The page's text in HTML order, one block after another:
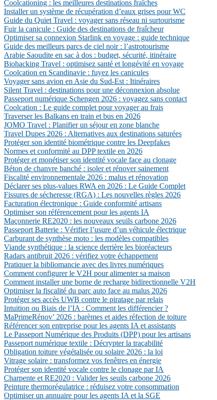
Coolcationing : les meilleures destinations fraîches
Installer un système de récupération d’eaux grises pour WC
Guide du Quiet Travel : voyager sans réseau ni surtourisme
Fuir la canicule : Guide des destinations de fraîcheur
Optimiser sa connexion Starlink en voyage : guide technique
Guide des meilleurs parcs de ciel noir : l’astrotourisme
Arabie Saoudite en sac à dos : budget, sécurité, itinéraire
Biohacking Travel : optimisez santé et longévité en voyage
Coolcation en Scandinavie : fuyez les canicules
Voyager sans avion en Asie du Sud-Est : Itinéraires
Silent Travel : destinations pour une déconnexion absolue
Passeport numérique Schengen 2026 : voyagez sans contact
Coolcation : Le guide complet pour voyager au frais
Traverser les Balkans en train et bus en 2026
JOMO Travel : Planifier un séjour en zone blanche
Travel Dupes 2026 : Alternatives aux destinations saturées
Protéger son identité biométrique contre les Deepfakes
Normes et conformité au DPP textile en 2026
Protéger et monétiser son identité vocale face au clonage
Béton de chanvre banché : isoler et rénover sainement
Fiscalité environnementale 2026 : malus et rénovation
Déclarer ses plus-values RWA en 2026 : Le Guide Complet
Fissures de sécheresse (RGA) : Les nouvelles règles 2026
Facturation électronique : Guide conformité artisans
Optimiser son référencement pour les agents IA
Maçonnerie RE2020 : les nouveaux seuils carbone 2026
Passeport Batterie : Vérifier l’usure d’un véhicule électrique
Carburant de synthèse moto : les modèles compatibles
Viande synthétique : la science derrière les bioréacteurs
Radars antibruit 2026 : vérifiez votre échappement
Pratiquer la bibliomancie avec des livres numériques
Comment configurer le V2H pour alimenter sa maison
Comment installer une borne de recharge bidirectionnelle V2H
Optimiser la fiscalité du parc auto face au malus 2026
Protéger ses accès UWB contre le piratage par relais
Intuition ou Biais de l’IA : Comment les différencier ?
MaPrimeRénov’ 2026 : barèmes et aides réfection de toiture
Référencer son entreprise pour les agents IA et assistants
Le Passeport Numérique des Produits (DPP) pour les artisans
Passeport numérique textile : Décrypter la traçabilité
Obligation toiture végétalisée ou solaire 2026 : la loi
Vitrage solaire : transformez vos fenêtres en énergie
Protéger son identité vocale contre le clonage par IA
Charpente et RE2020 : Valider les seuils carbone 2026
Peinture thermorégulatrice : réduisez votre consommation
Optimiser un annuaire pour les agents IA et la SGE